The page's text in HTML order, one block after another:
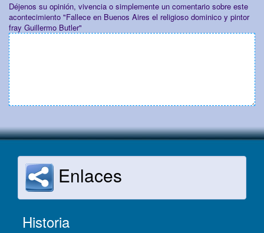
Déjenos su opinión, vivencia o simplemente un comentario sobre este
acontecimiento "Fallece en Buenos Aires el religioso dominico y pintor
fray Guillermo Butler"
Enlaces
Historia